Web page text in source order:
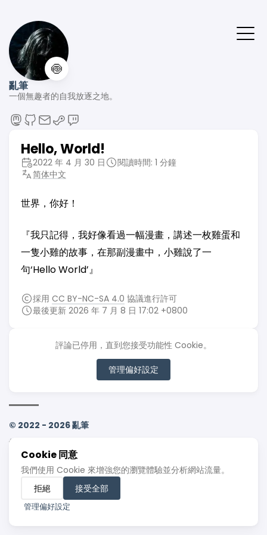
🍥
亂筆
一個無趣者的自我放逐之地。
Hello, World!
2022 年 4 月 30 日
閱讀時間: 1 分鐘
简体中文
世界，你好！
『我只記得，我好像看過一幅漫畫，講述一枚雞蛋和
一隻小雞的故事，在那副漫畫中，小雞說了一
句‘Hello World’』
採用 CC BY-NC-SA 4.0 協議進行許可
最後更新 2026 年 7 月 8 日 17:02 +0800
評論已停用，直到您接受功能性 Cookie。
管理偏好設定
© 2022 - 2026 亂筆
使用
主題Stack由 Jimmy
Cookie 同意
我們使用 Cookie 來增強您的瀏覽體驗並分析網站流量。
拒絕
接受全部
管理偏好設定